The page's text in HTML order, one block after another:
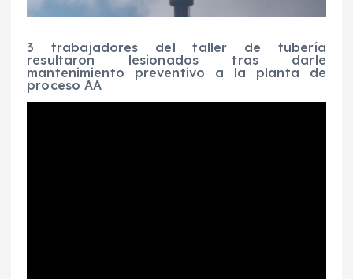
3 trabajadores del taller de tubería
resultaron lesionados tras darle
mantenimiento preventivo a la planta de
proceso AA